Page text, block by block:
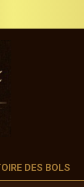
DES BOLS